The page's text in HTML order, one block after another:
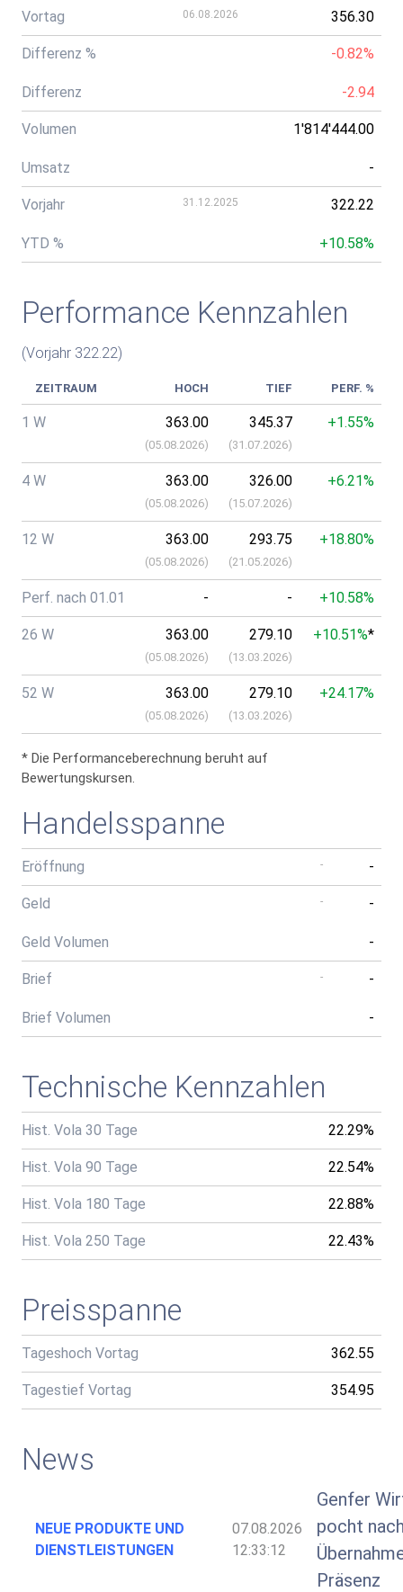
Vortag 06.08.2026 356.30
Differenz % -0.82%
Differenz -2.94
Volumen 1'814'444.00
Umsatz -
Vorjahr 31.12.2025 322.22
YTD % +10.58%
Performance Kennzahlen
(Vorjahr 322.22)
ZEITRAUM HOCH TIEF PERF. %
1 W 363.00
(05.08.2026)
345.37
(31.07.2026)
+1.55%
4 W 363.00
(05.08.2026)
326.00
(15.07.2026)
+6.21%
12 W 363.00
(05.08.2026)
293.75
(21.05.2026)
+18.80%
Perf. nach 01.01 - - +10.58%
26 W 363.00
(05.08.2026)
279.10
(13.03.2026)
+10.51%*
52 W 363.00
(05.08.2026)
279.10
(13.03.2026)
+24.17%
* Die Performanceberechnung beruht auf
Bewertungskursen.
Handelsspanne
Eröffnung - -
Geld - -
Geld Volumen -
Brief - -
Brief Volumen -
Technische Kennzahlen
Hist. Vola 30 Tage 22.29%
Hist. Vola 90 Tage 22.54%
Hist. Vola 180 Tage 22.88%
Hist. Vola 250 Tage 22.43%
Preisspanne
Tageshoch Vortag 362.55
Tagestief Vortag 354.95
News
NEUE PRODUKTE UND
DIENSTLEISTUNGEN
07.08.2026
12:33:12
Genfer
pocht
Präsenz